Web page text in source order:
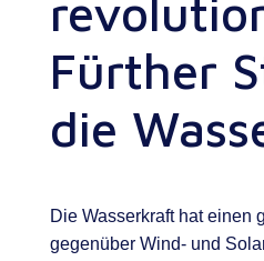
Fürther
die
Die Wasserkraft hat einen
gegenüber Wind- und